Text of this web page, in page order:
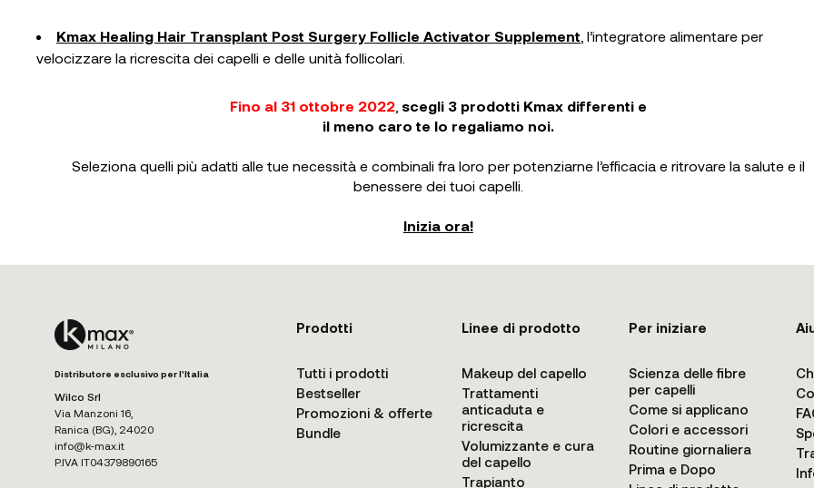
Kmax Healing Hair Transplant Post Surgery Follicle Activator Supplement , l’integratore alimentare per
velocizzare la ricrescita dei capelli e delle unità follicolari.
Fino al 31 ottobre 2022, scegli 3 prodotti Kmax differenti e
il meno caro te lo regaliamo noi.
Seleziona quelli più adatti alle tue necessità e combinali fra loro per potenziarne l’efficacia e ritrovare la salute e il
benessere dei tuoi capelli.
Inizia ora!
Distributore esclusivo per l'Italia
Wilco Srl
Via Manzoni 16,
Ranica (BG), 24020
info@k-max.it
P.IVA IT04379890165
Prodotti
Tutti i prodotti
Bestseller
Promozioni & offerte
Bundle
Linee di prodotto
Makeup del capello
Trattamenti
anticaduta e
ricrescita
Volumizzante e cura
del capello
Trapianto
Per iniziare
Scienza delle fibre
per capelli
Come si applicano
Colori e accessori
Routine giornaliera
Prima e Dopo